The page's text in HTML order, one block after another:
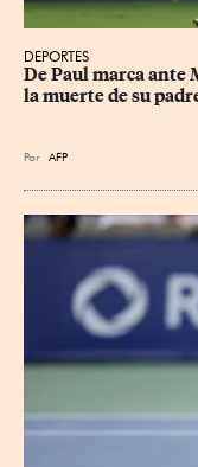
DEPORTES
De Paul marca ante
la muerte de su
Por AFP